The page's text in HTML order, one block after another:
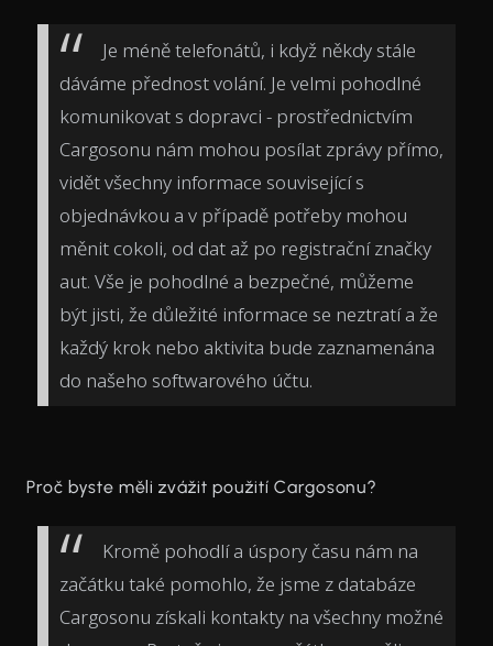
Je méně telefonátů, i když někdy stále
dáváme přednost volání. Je velmi pohodlné
komunikovat s dopravci - prostřednictvím
Cargosonu nám mohou posílat zprávy přímo,
vidět všechny informace související s
objednávkou a v případě potřeby mohou
měnit cokoli, od dat až po registrační značky
aut. Vše je pohodlné a bezpečné, můžeme
být jisti, že důležité informace se neztratí a že
každý krok nebo aktivita bude zaznamenána
do našeho softwarového účtu.
Proč byste měli zvážit použití Cargosonu?
Kromě pohodlí a úspory času nám na
začátku také pomohlo, že jsme z databáze
Cargosonu získali kontakty na všechny možné